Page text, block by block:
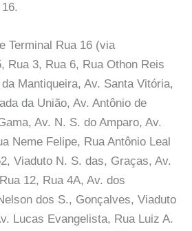
Terminal Rua 16 (via
Rua 3, Rua 6, Rua Othon Reis
Mantiqueira, Av. Santa Vitória,
da União, Av. Antônio de
Av. N. S. do Amparo, Av.
Neme Felipe, Rua Antônio Leal
Viaduto N. S. das, Graças, Av.
12, Rua 4A, Av. dos
dos S., Gonçalves, Viaduto
Lucas Evangelista, Rua Luiz A.